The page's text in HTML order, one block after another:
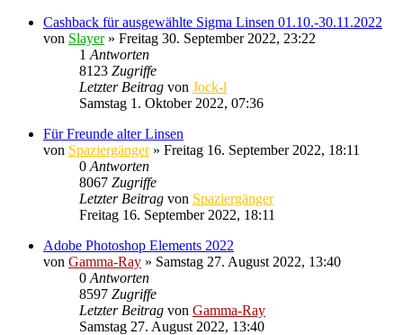
Cashback für ausgewählte Sigma Linsen 01.10.-30.11.2022
von Slayer» Freitag 30. September 2022, 23:22
1 Antworten
8123 Zugriffe
Letzter Beitrag von Jock-l
Samstag 1. Oktober 2022, 07:36
Für Freunde alter Linsen
von Spaziergänger» Freitag 16. September 2022, 18:11
0 Antworten
8067 Zugriffe
Letzter Beitrag von Spaziergänger
Freitag 16. September 2022, 18:11
Adobe Photoshop Elements 2022
von Gamma-Ray » Samstag 27. August 2022, 13:40
0 Antworten
8597 Zugriffe
Letzter Beitrag von Gamma-Ray
Samstag 27. August 2022, 13:40